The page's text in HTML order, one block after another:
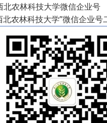
北农林科技大学微信企业号
农林科技大学”微信企业号